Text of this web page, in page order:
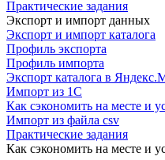
Практические задания
Экспорт и импорт данных
Экспорт и импорт каталога
Профиль экспорта
Профиль импорта
Экспорт каталога в
Импорт из 1С
Как сэкономить на месте и
Импорт из файла csv
Практические задания
Как сэкономить на месте и